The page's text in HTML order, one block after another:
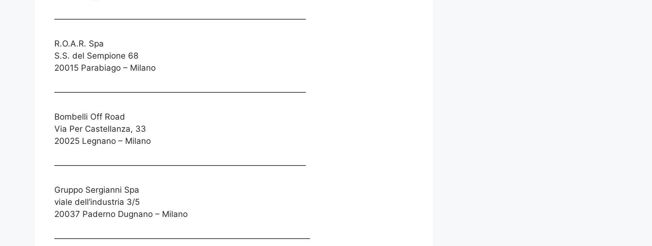
——————————————————————————————–
R.O.A.R. Spa
S.S. del Sempione 68
20015 Parabiago – Milano
——————————————————————————————–
Bombelli Off Road
Via Per Castellanza, 33
20025 Legnano – Milano
——————————————————————————————–
Gruppo Sergianni Spa
viale dell’industria 3/5
20037 Paderno Dugnano – Milano
———————————————————————————————